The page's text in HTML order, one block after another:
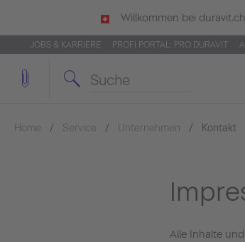
Willkommen bei
JOBS & KARRIERE PROFI PORTAL: PRO.DURAVIT
Home Service Unternehmen Kontakt
Alle Inhalte